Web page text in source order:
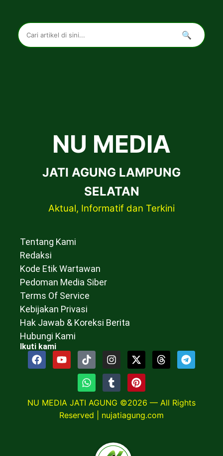
🔍
NU MEDIA
JATI AGUNG LAMPUNG
SELATAN
Aktual, Informatif dan Terkini
Tentang Kami
Redaksi
Kode Etik Wartawan
Pedoman Media Siber
Terms Of Service
Kebijakan Privasi
Hak Jawab & Koreksi Berita
Hubungi Kami
Ikuti kami
NU MEDIA JATI AGUNG ©2026 — All Rights
Reserved | nujatiagung.com